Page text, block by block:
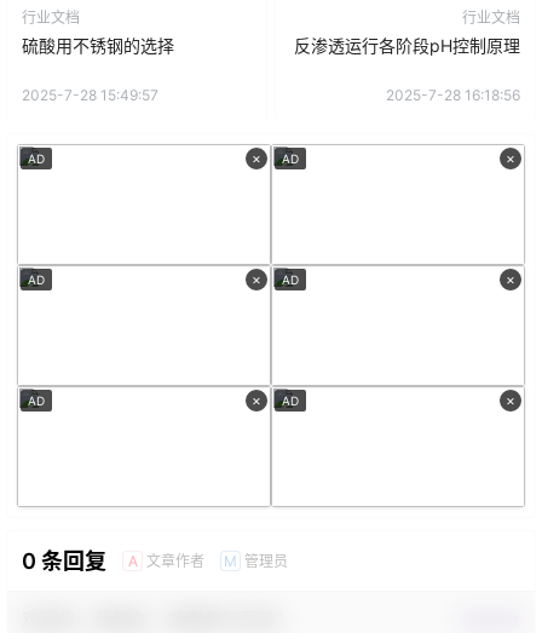
行业文档
硫酸用不锈钢的选择
2025-7-28 15:49:57
行业文档
反渗透运行各阶段pH控制原理
2025-7-28 16:18:56
×
AD ×
AD
×
AD ×
AD
×
AD ×
AD
0 条回复 A 文章作者 M 管理员